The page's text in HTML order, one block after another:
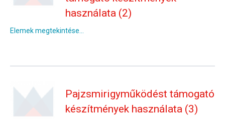
használata (2)
Elemek megtekintése...
Pajzsmirigyműködést támogató
készítmények használata (3)